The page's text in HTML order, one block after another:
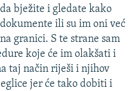
bježite i gledate kako
ili su im oni već
granici. S te strane sam
koje će im olakšati i
taj način riješi i njihov
jer će tako dobiti i